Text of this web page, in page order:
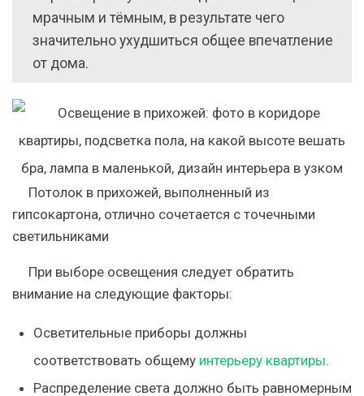
мрачным и тёмным, в результате чего
значительно ухудшиться общее впечатление
от дома.
Потолок в прихожей, выполненный из
гипсокартона, отлично сочетается с точечными
светильниками
При выборе освещения следует обратить
внимание на следующие факторы:
Осветительные приборы должны
соответствовать общему интерьеру квартиры.
Распределение света должно быть равномерным